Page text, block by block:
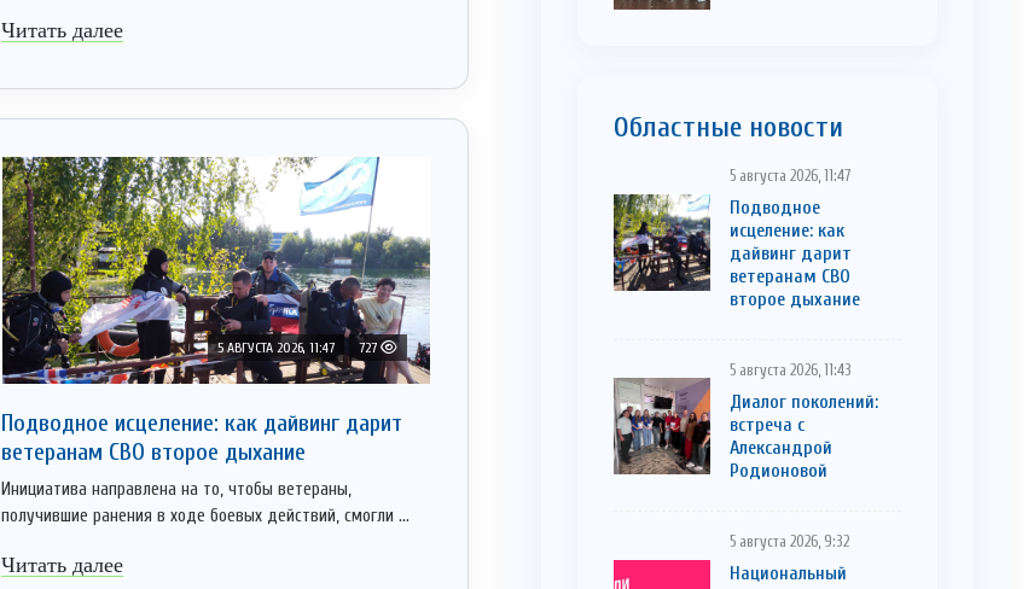
Читать далее
5 АВГУСТА 2026, 11:47 727
Подводное исцеление: как дайвинг дарит
ветеранам СВО второе дыхание
Инициатива направлена на то, чтобы ветераны,
получившие ранения в ходе боевых действий, смогли ...
Читать далее
Областные новости
5 августа 2026, 11:47
Подводное
исцеление: как
дайвинг дарит
ветеранам СВО
второе дыхание
5 августа 2026, 11:43
Диалог поколений:
встреча с
Александрой
Родионовой
5 августа 2026, 9:32
Национальный